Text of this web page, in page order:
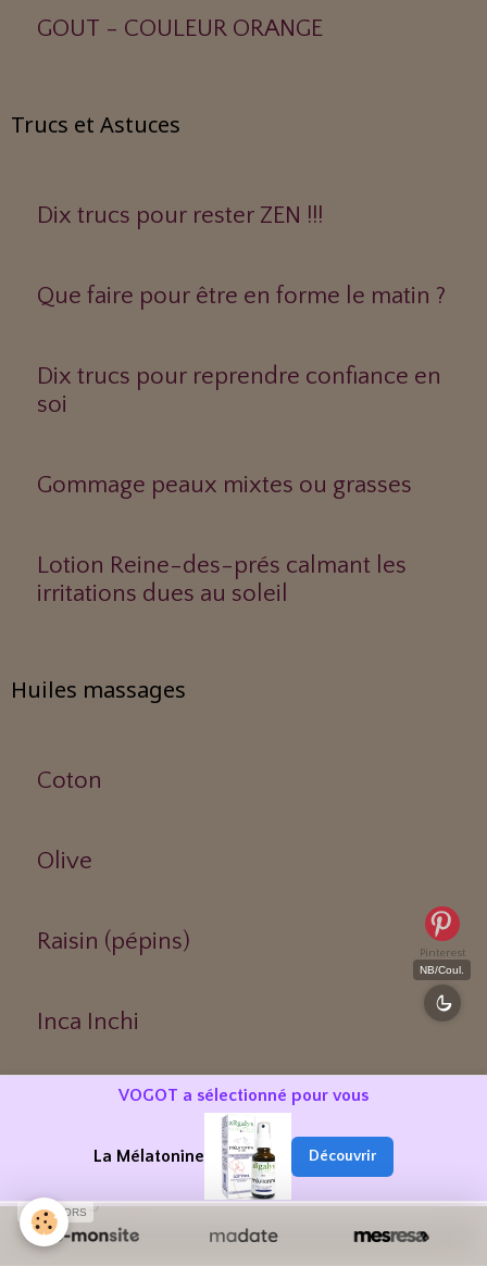
GOUT - COULEUR ORANGE
Trucs et Astuces
Dix trucs pour rester ZEN !!!
Que faire pour être en forme le matin ?
Dix trucs pour reprendre confiance en
soi
Gommage peaux mixtes ou grasses
Lotion Reine-des-prés calmant les
irritations dues au soleil
Huiles massages
Coton
Olive
Raisin (pépins)
Inca Inchi
Melon du Kalahari
Astrologie
Pinterest
NB/Coul.
VOGOT a sélectionné pour vous
La Mélatonine Découvrir
SPONSORS